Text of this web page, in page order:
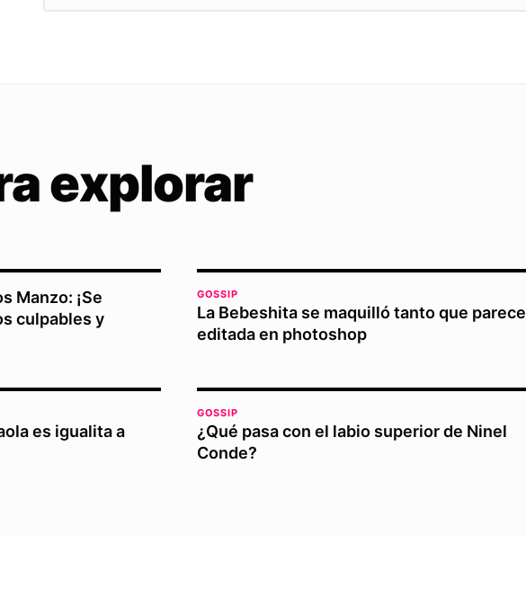
explorar
Manzo: ¡Se
culpables y
GOSSIP
La Bebeshita se maquilló tanto que parece
editada en photoshop
es igualita a
GOSSIP
¿Qué pasa con el labio superior de Ninel
Conde?